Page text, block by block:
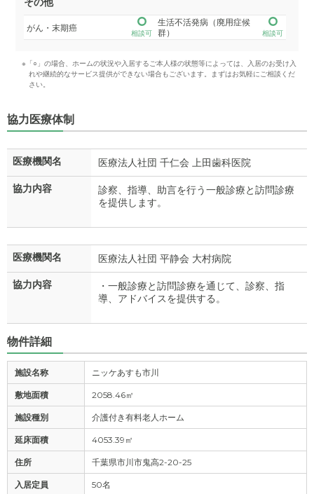
がん・末期癌
相談可
生活不活発病（廃用症候
群）
相談可
※「○」の場合、ホームの状況や入居するご本人様の状態等によっては、入居のお受け入
れや継続的なサービス提供ができない場合もございます。まずはお気軽にご相談くだ
さい。
協力医療体制
医療機関名 医療法人社団 千仁会 上田歯科医院
協力内容
診察、指導、助言を行う一般診療と訪問診療
を提供します。
医療機関名 医療法人社団 平静会 大村病院
協力内容
・一般診療と訪問診療を通じて、診察、指
導、アドバイスを提供する。
物件詳細
施設名称 ニッケあすも市川
敷地面積 2058.46㎡
施設種別 介護付き有料老人ホーム
延床面積 4053.39㎡
住所 千葉県市川市鬼高2-20-25
入居定員 50名